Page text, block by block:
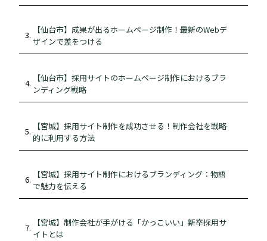
【仙台市】成果が出るホームページ制作！最新のWebデ
ザインで差をつける
【仙台市】採用サイトのホームページ制作におけるブラ
ンディング戦略
【宮城】採用サイト制作を成功させる！制作会社を戦略
的に利用する方法
【宮城】採用サイト制作におけるブランディング：物語
で魅力を伝える
【宮城】制作会社が手がける「かっこいい」新卒採用サ
イトとは